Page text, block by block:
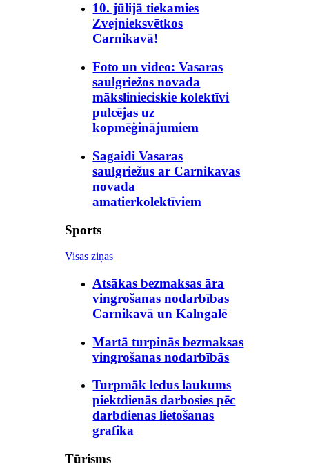
10. jūlijā tiekamies
Zvejnieksvētkos
Carnikavā!
Foto un video: Vasaras
saulgriežos novada
mākslinieciskie kolektīvi
pulcējas uz
kopmēģinājumiem
Sagaidi Vasaras
saulgriežus ar Carnikavas
novada
amatierkolektīviem
Sports
Visas ziņas
Atsākas bezmaksas āra
vingrošanas nodarbības
Carnikavā un Kalngalē
Martā turpinās bezmaksas
vingrošanas nodarbībās
Turpmāk ledus laukums
piektdienās darbosies pēc
darbdienas lietošanas
grafika
Tūrisms